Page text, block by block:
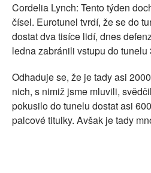
Cordelia Lynch: Tento týden
čísel. Eurotunel tvrdí, že se do
dostat dva tisíce lidí, dnes
ledna zabránili vstupu do tunelu
Odhaduje se, že je tady asi
nich, s nimiž jsme mluvili,
pokusilo do tunelu dostat asi
palcové titulky. Avšak je tady